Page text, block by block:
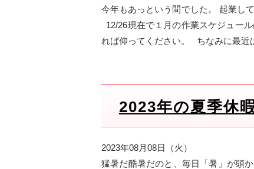
今年もあっという間でした。 起業し
12/26現在で１月の作業スケジュー
れば仰ってください。 ちなみに最近
2023年の夏季休
2023年08月08日（火）
猛暑だ酷暑だのと、毎日「暑」が頭